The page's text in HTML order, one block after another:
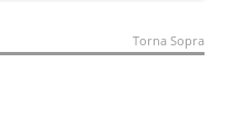
Torna Sopra